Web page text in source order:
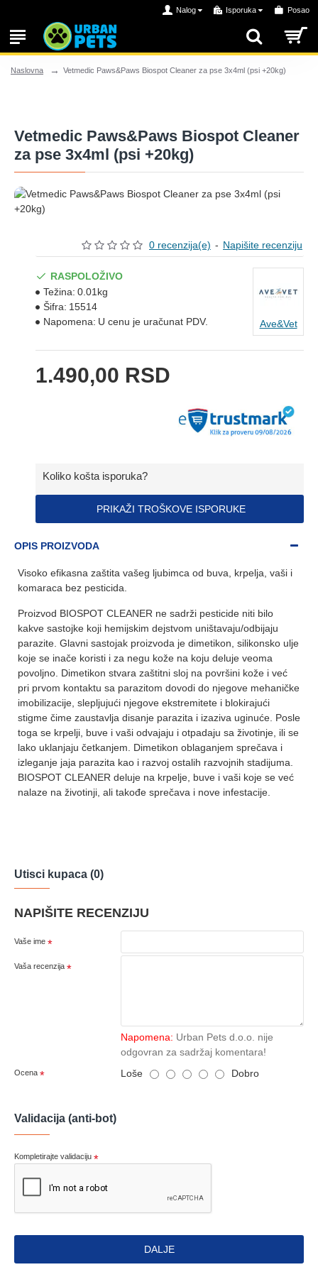
Nalog Isporuka Posao
Naslovna Vetmedic Paws&Paws Biospot Cleaner za pse 3x4ml (psi +20kg)
Vetmedic Paws&Paws Biospot Cleaner
za pse 3x4ml (psi +20kg)
0 recenzija(e) - Napišite recenziju
1.490,00 RSD
RASPOLOŽIVO
Težina: 0.01kg
Šifra: 15514
Napomena: U cenu je uračunat PDV. Ave&Vet
Koliko košta isporuka?
PRIKAŽI TROŠKOVE ISPORUKE
OPIS PROIZVODA
Visoko efikasna zaštita vašeg ljubimca od buva, krpelja, vaši i
komaraca bez pesticida.
Proizvod BIOSPOT CLEANER ne sadrži pesticide niti bilo
kakve sastojke koji hemijskim dejstvom uništavaju/odbijaju
parazite. Glavni sastojak proizvoda je dimetikon, silikonsko ulje
koje se inače koristi i za negu kože na koju deluje veoma
povoljno. Dimetikon stvara zaštitni sloj na površini kože i već
pri prvom kontaktu sa parazitom dovodi do njegove mehaničke
imobilizacije, slepljujući njegove ekstremitete i blokirajući
stigme čime zaustavlja disanje parazita i izaziva uginuće. Posle
toga se krpelji, buve i vaši odvajaju i otpadaju sa životinje, ili se
lako uklanjaju četkanjem. Dimetikon oblaganjem sprečava i
izleganje jaja parazita kao i razvoj ostalih razvojnih stadijuma.
BIOSPOT CLEANER deluje na krpelje, buve i vaši koje se već
nalaze na životinji, ali takođe sprečava i nove infestacije.
Utisci kupaca (0)
NAPIŠITE RECENZIJU
Vaše ime
Vaša recenzija
Napomena: Urban Pets d.o.o. nije
odgovran za sadržaj komentara!
Ocena Loše Dobro
Validacija (anti-bot)
Kompletirajte validaciju
DALJE